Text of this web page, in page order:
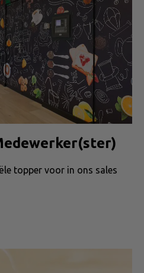
topper voor in ons sales